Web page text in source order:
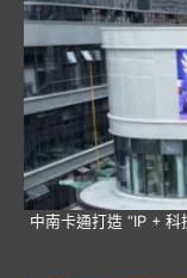
中南卡通打造 “IP +